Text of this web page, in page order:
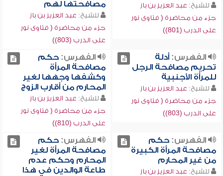
للشيخ: عبد العزيز بن باز
جزء من محاضرة ( فتاوى نور
على الدرب (801))
مصافحتها لهم
للشيخ: عبد العزيز بن باز
جزء من محاضرة ( فتاوى نور
على الدرب (803))
الفهرس:أدلة
تحريم مصافحة الرجل
للمرأة الأجنبية
للشيخ: عبد العزيز بن باز
جزء من محاضرة ( فتاوى نور
على الدرب (803))
الفهرس:حكم
مصافحة المرأة
وكشفها وجهها لغير
المحارم من أقارب الزوج
للشيخ: عبد العزيز بن باز
جزء من محاضرة ( فتاوى نور
على الدرب (810))
الفهرس:حكم
مصافحة المرأة الكبيرة
من غير المحارم
للشيخ: عبد العزيز بن باز
الفهرس:حكم
مصافحة المرأة لغير
المحارم وحكم عدم
طاعة الوالدين في هذا